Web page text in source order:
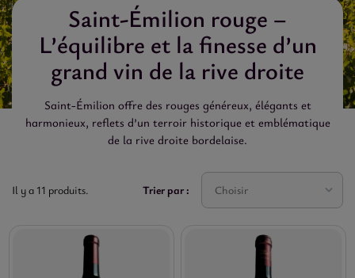
Saint-Émilion rouge –
L’équilibre et la finesse d’un
grand vin de la rive droite
Saint-Émilion offre des rouges généreux, élégants et
harmonieux, reflets d’un terroir historique et emblématique
de la rive droite bordelaise.
Il y a 11 produits. Trier par : Choisir